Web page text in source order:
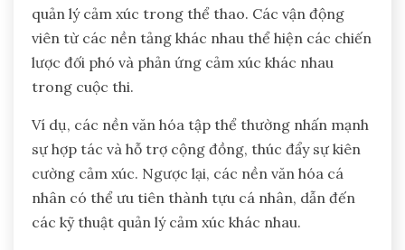
quản lý cảm xúc trong thể thao. Các vận động
viên từ các nền tảng khác nhau thể hiện các chiến
lược đối phó và phản ứng cảm xúc khác nhau
trong cuộc thi.
Ví dụ, các nền văn hóa tập thể thường nhấn mạnh
sự hợp tác và hỗ trợ cộng đồng, thúc đẩy sự kiên
cường cảm xúc. Ngược lại, các nền văn hóa cá
nhân có thể ưu tiên thành tựu cá nhân, dẫn đến
các kỹ thuật quản lý cảm xúc khác nhau.